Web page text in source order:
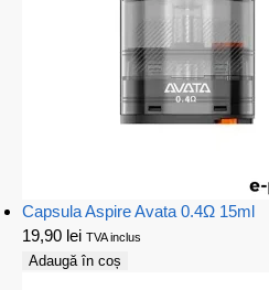
Capsula Aspire Avata 0.4Ω 15ml
19,90 lei TVA inclus
Adaugă în coș